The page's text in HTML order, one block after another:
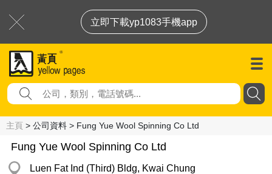
立即下載yp1083手機app
主頁 > 公司資料 > Fung Yue Wool Spinning Co Ltd
Fung Yue Wool Spinning Co Ltd
Luen Fat Ind (Third) Bldg, Kwai Chung